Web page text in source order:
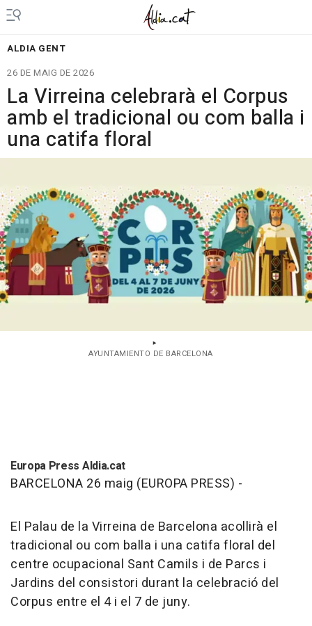
ALDIA GENT
26 DE MAIG DE 2026
La Virreina celebrarà el Corpus
amb el tradicional ou com balla i
una catifa floral
AYUNTAMIENTO DE BARCELONA
Europa Press Aldia.cat
BARCELONA 26 maig (EUROPA PRESS) -
El Palau de la Virreina de Barcelona acollirà el
tradicional ou com balla i una catifa floral del
centre ocupacional Sant Camils i de Parcs i
Jardins del consistori durant la celebració del
Corpus entre el 4 i el 7 de juny.